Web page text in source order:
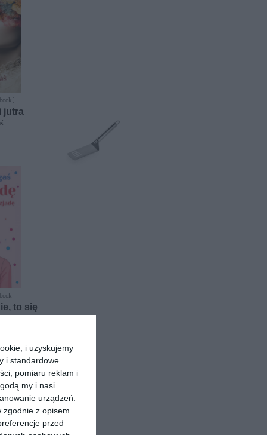
i uzyskujemy
i standardowe
pomiaru reklam i
my i nasi
urządzeń.
zgodnie z opisem
przed
]
jutra
]
to się